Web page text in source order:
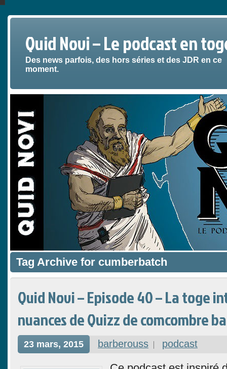
Quid Novi – Le podcast en
Des news parfois, des hors séries et des JDR en ce
moment.
Tag Archive for cumberbatch
Quid Novi – Episode 40 – La toge
nuances de Quizz de comcombre
23 mars, 2015 barberouss podcast